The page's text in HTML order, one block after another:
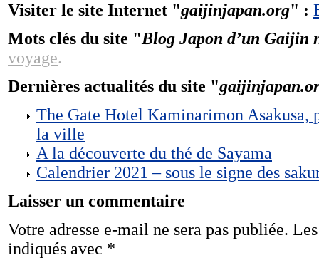
Visiter le site Internet "gaijinjapan.org" :
Mots clés du site "Blog Japon d’un Gaijin
voyage.
Dernières actualités du site "
The Gate Hotel Kaminarimon
la ville
A la découverte du thé de Sayama
Calendrier 2021 – sous le signe des
Laisser un commentaire
Votre adresse e-mail ne sera pas publiée.
indiqués avec *